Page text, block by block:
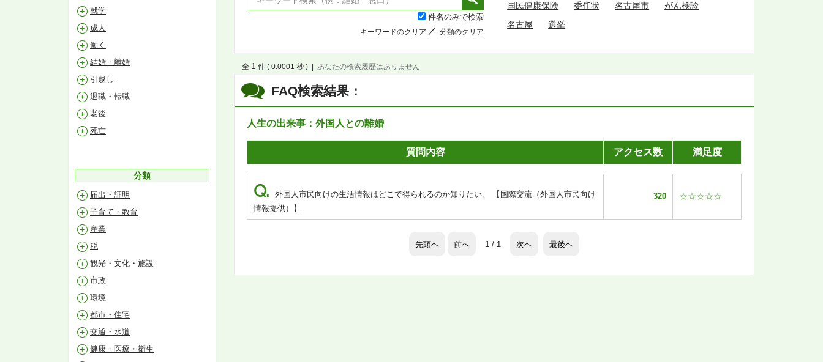
件名のみで検索
キーワードのクリア 分類のクリア
国民健康保険
委任状 名古屋市
がん検診
名古屋
選挙
FAQ検索結果：
人生の出来事：外国人との離婚
全 1 件 ( 0.0001 秒 ) あなたの検索履歴はありません
質問内容 アクセス数 満足度
Q.
外国人市民向けの生活情報はどこで得られるのか知りたい。 【国際交流（外国人市民向け
情報提供）】
320 ☆☆☆☆☆
先頭へ 前へ 1 / 1 次へ 最後へ
就学
成人
働く
結婚・離婚
引越し
退職・転職
老後
死亡
分類
届出・証明
子育て・教育
産業
税
観光・文化・施設
市政
環境
都市・住宅
交通・水道
健康・医療・衛生